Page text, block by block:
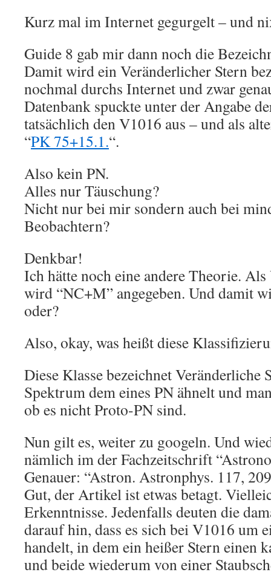
Kurz mal im Internet gegurgelt – und
Guide 8 gab mir dann noch die
Damit wird ein Veränderlicher Stern
nochmal durchs Internet und zwar
Datenbank spuckte unter der Angabe
tatsächlich den V1016 aus – und als
“PK 75+15.1.“.
Also kein PN.
Alles nur Täuschung?
Nicht nur bei mir sondern auch bei
Beobachtern?
Denkbar!
Ich hätte noch eine andere Theorie.
wird “NC+M” angegeben. Und damit
oder?
Also, okay, was heißt diese
Diese Klasse bezeichnet Veränderliche
Spektrum dem eines PN ähnelt und
ob es nicht Proto-PN sind.
Nun gilt es, weiter zu googeln. Und
nämlich im der Fachzeitschrift
Genauer: “Astron. Astronphys. 117,
Gut, der Artikel ist etwas betagt.
Erkenntnisse. Jedenfalls deuten die
darauf hin, dass es sich bei V1016 um
handelt, in dem ein heißer Stern einen
und beide wiederum von einer